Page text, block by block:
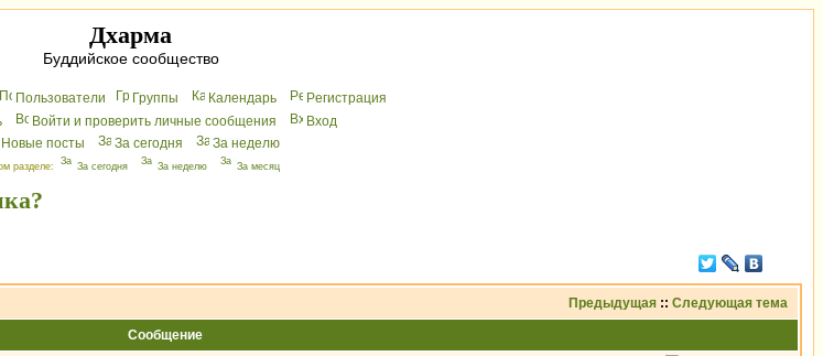
Дхарма
Буддийское сообщество
Пользователи Группы Календарь
Peгиcтрaция
Войти и проверить личные сообщения
Вхoд
Новые посты
За сегодня За неделю
разделе: За сегодня За неделю За месяц
Предыдущая :: Следующая тема
Сообщение